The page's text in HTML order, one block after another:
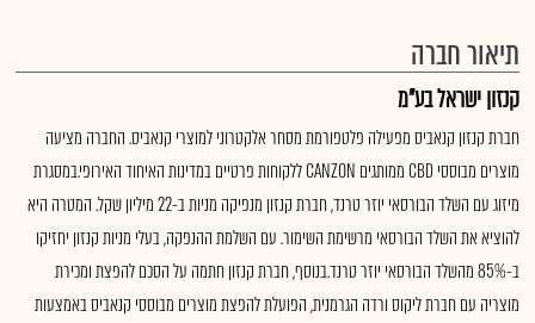
תיאור חברה
קנזון ישראל בע"מ
חברת קנזון קנאביס מפעילה פלטפורמת מסחר אלקטרוני למוצרי קנאביס. החברה מציעה
מוצרים מבוססי CBD ממותגים CANZON ללקוחות פרטיים במדינות האיחוד האירופי.במסגרת
מיזוג עם השלד הבורסאי יוזר טרנד, חברת קנזון מנפיקה מניות ב-22 מיליון שקל. המטרה היא
להוציא את השלד הבורסאי מרשימת השימור. עם השלמת ההנפקה, בעלי מניות קנזון יחזיקו
ב-85% מהשלד הבורסאי יוזר טרנד.בנוסף, חברת קנזון חתמה על הסכם להפצת ומכירת
מוצריה עם חברת ליקוס ורדה הגרמנית, הפועלת להפצת מוצרים מבוססי קנאביס באמצעות